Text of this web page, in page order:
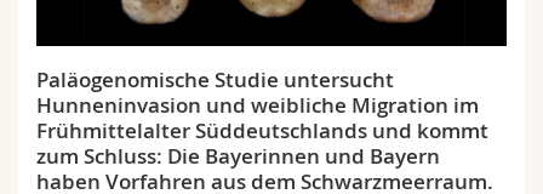
Math.-Nat. und Med. Fak.
Interfakultär
Mitarbeitende
Doktorierende
Webmail
Vorlesungsverzeichnis
MyUnifr
Paläogenomische Studie untersucht
Hunneninvasion und weibliche Migration im
Frühmittelalter Süddeutschlands und kommt
zum Schluss: Die Bayerinnen und Bayern
haben Vorfahren aus dem Schwarzmeerraum.